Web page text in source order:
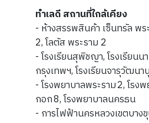
ทำเลดี สถานที่ใกล้เคียง
- ห้างสรรพสินค้า เซ็นทรัล พ
2, โลตัส พระราม 2
- โรงเรียนสุพิชญา, โรงเรียนน
กรุงเทพฯ, โรงเรียนจารุวัฒนา
- โรงพยาบาลพระราม 2, โรง
กอก 8, โรงพยาบาลนครธน
- การไฟฟ้านครหลวงเขตบาง